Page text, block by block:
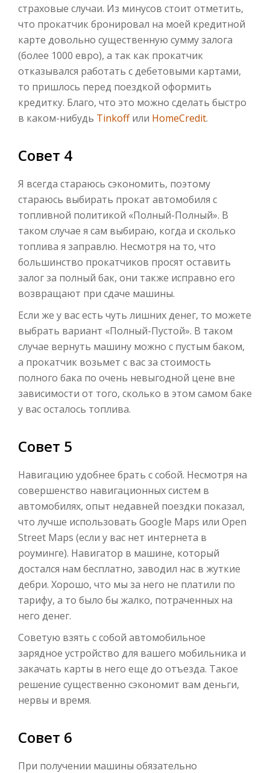
страховые случаи. Из минусов стоит отметить,
что прокатчик бронировал на моей кредитной
карте довольно существенную сумму залога
(более 1000 евро), а так как прокатчик
отказывался работать с дебетовыми картами,
то пришлось перед поездкой оформить
кредитку. Благо, что это можно сделать быстро
в каком-нибудь Tinkoffили HomeCredit.
Совет 4
Я всегда стараюсь сэкономить, поэтому
стараюсь выбирать прокат автомобиля с
топливной политикой «Полный-Полный». В
таком случае я сам выбираю, когда и сколько
топлива я заправлю. Несмотря на то, что
большинство прокатчиков просят оставить
залог за полный бак, они также исправно его
возвращают при сдаче машины.
Если же у вас есть чуть лишних денег, то можете
выбрать вариант «Полный-Пустой». В таком
случае вернуть машину можно с пустым баком,
а прокатчик возьмет с вас за стоимость
полного бака по очень невыгодной цене вне
зависимости от того, сколько в этом самом баке
у вас осталось топлива.
Совет 5
Навигацию удобнее брать с собой. Несмотря на
совершенство навигационных систем в
автомобилях, опыт недавней поездки показал,
что лучше использовать Google Maps или Open
Street Maps (если у вас нет интернета в
роуминге). Навигатор в машине, который
достался нам бесплатно, заводил нас в жуткие
дебри. Хорошо, что мы за него не платили по
тарифу, а то было бы жалко, потраченных на
него денег.
Советую взять с собой автомобильное
зарядное устройство для вашего мобильника и
закачать карты в него еще до отъезда. Такое
решение существенно сэкономит вам деньги,
нервы и время.
Совет 6
При получении машины обязательно